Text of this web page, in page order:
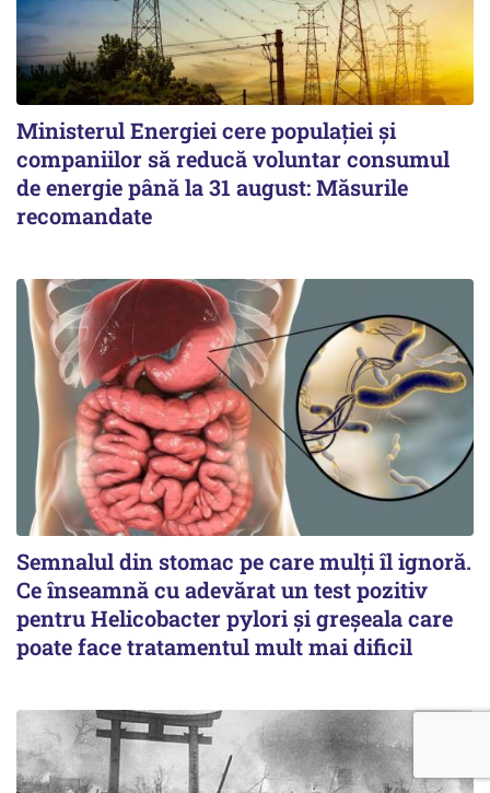
Ministerul Energiei cere populației și
companiilor să reducă voluntar consumul
de energie până la 31 august: Măsurile
recomandate
Semnalul din stomac pe care mulți îl ignoră.
Ce înseamnă cu adevărat un test pozitiv
pentru Helicobacter pylori și greșeala care
poate face tratamentul mult mai dificil